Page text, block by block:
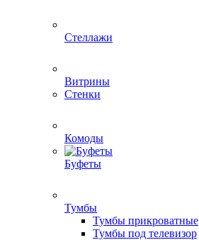
Стеллажи
Витрины
Стенки
Комоды
Буфеты
Тумбы
Тумбы прикроватные
Тумбы под телевизор